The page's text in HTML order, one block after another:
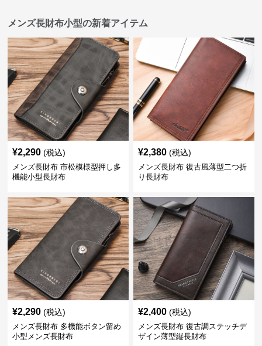
メンズ長財布小型の新着アイテム
¥2,290 (税込)
メンズ長財布 市松模様型押し多
機能小型長財布
¥2,380 (税込)
メンズ長財布 復古風薄型二つ折
り長財布
¥2,290 (税込)
メンズ長財布 多機能ボタン留め
小型メンズ長財布
¥2,400 (税込)
メンズ長財布 復古調ステッチデ
ザイン薄型縦長財布